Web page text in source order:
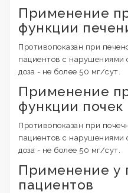
Применение
функции
Противопоказан при
пациентов с нарушениями
доза - не более 50 мг/сут.
Применение
функции почек
Противопоказан при
пациентов с нарушениями
доза - не более 50 мг/сут.
Применение у
пациентов